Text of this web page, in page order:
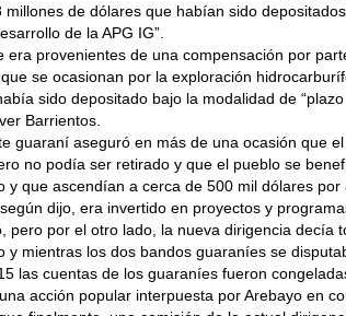
millones de dólares que habían sido
de la APG IG”.
era provenientes de una compensación por
se ocasionan por la exploración
sido depositado bajo la modalidad de
Barrientos.
guaraní aseguró en más de una ocasión que
no podía ser retirado y que el pueblo se
y que ascendían a cerca de 500 mil dólares por
dijo, era invertido en proyectos y
pero por el otro lado, la nueva dirigencia decía
y mientras los dos bandos guaraníes se
las cuentas de los guaraníes fueron
acción popular interpuesta por Arebayo en